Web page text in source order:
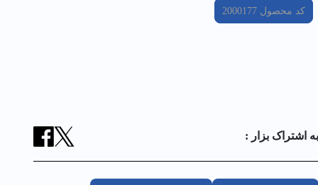
کد محصول2000177
به اشتراک بزار :